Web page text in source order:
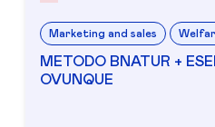
Marketing and sales
METODO BNATUR +
OVUNQUE